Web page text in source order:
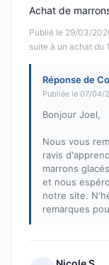
Publié le 29/03/
suite à un achat du
Achat de
Réponse de
Publiée le 07/04/
Bonjour Joel,
Nous vous
ravis
marrons
et nous
notre site.
remarques